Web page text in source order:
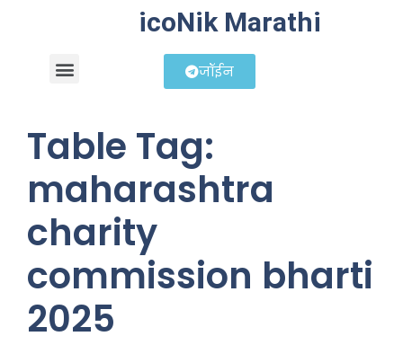
icoNik Marathi
जॉईन
Table Tag:
maharashtra
charity
commission bharti
2025